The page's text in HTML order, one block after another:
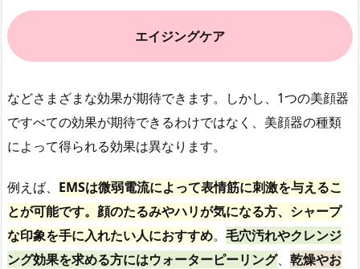
エイジングケア
などさまざまな効果が期待できます。しかし、1つの美顔器
ですべての効果が期待できるわけではなく、美顔器の種類
によって得られる効果は異なります。
例えば、 EMSは微弱電流によって表情筋に刺激を与えるこ
とが可能です。顔のたるみやハリが気になる方、シャープ
な印象を手に入れたい人におすすめ。 毛穴汚れやクレンジ
ング効果を求める方にはウォーターピーリング、 乾燥やお